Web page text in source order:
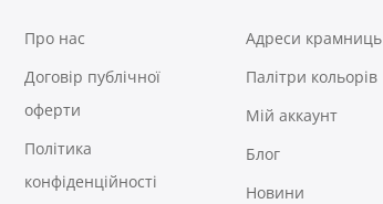
Про нас
Договір публічної
оферти
Політика
конфіденційності
Адреси крамниць
Палітри кольорів
Мій аккаунт
Блог
Новини